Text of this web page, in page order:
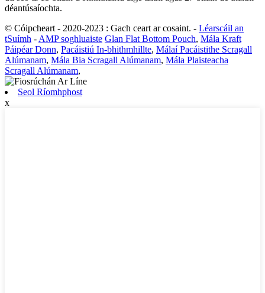
déantúsaíochta.
© Cóipcheart - 2020-2023 : Gach ceart ar cosaint. - Léarscáil an
tSuímh - AMP soghluaiste Glan Flat Bottom Pouch, Mála Kraft
Páipéar Donn, Pacáistiú In-bhithmhillte, Málaí Pacáistithe Scragall
Alúmanam, Mála Bia Scragall Alúmanam, Mála Plaisteacha
Scragall Alúmanam,
Seol Ríomhphost
x